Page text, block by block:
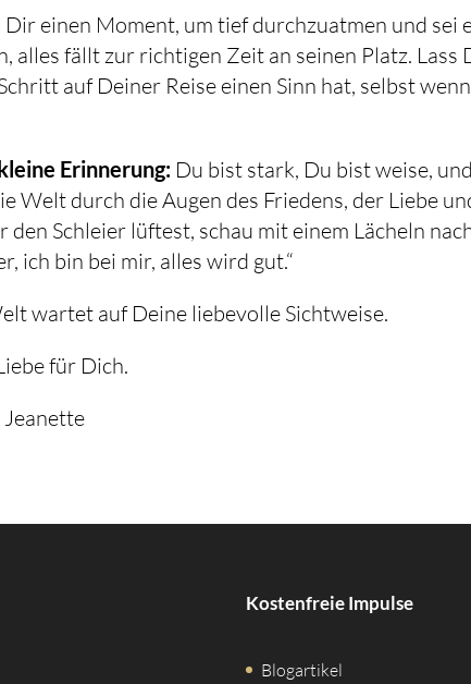
Dir einen Moment, um tief durchzuatmen und
alles fällt zur richtigen Zeit an seinen Platz.
auf Deiner Reise einen Sinn hat, selbst
Erinnerung: Du bist stark, Du bist weise,
Welt durch die Augen des Friedens, der Liebe
den Schleier lüftest, schau mit einem Lächeln
ich bin bei mir, alles wird gut.“
wartet auf Deine liebevolle Sichtweise.
für Dich.
Jeanette
Kostenfreie Impulse
Blogartikel